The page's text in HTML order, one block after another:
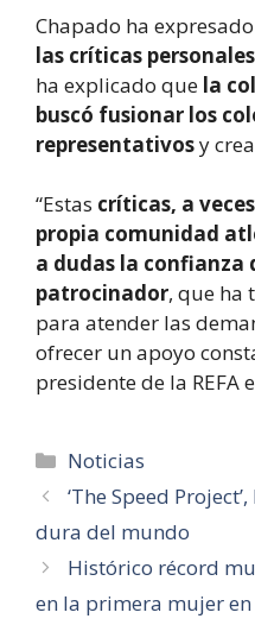
Chapado ha
las críticas
ha explicado que la
buscó fusionar los
representativosy
“Estas críticas, a
propia comunidad
a dudas la confianza
patrocinador, que ha
para atender las
ofrecer un apoyo
presidente de la REFA
Categorías
Noticias
‘The Speed
dura del mundo
Histórico récord
en la primera mujer